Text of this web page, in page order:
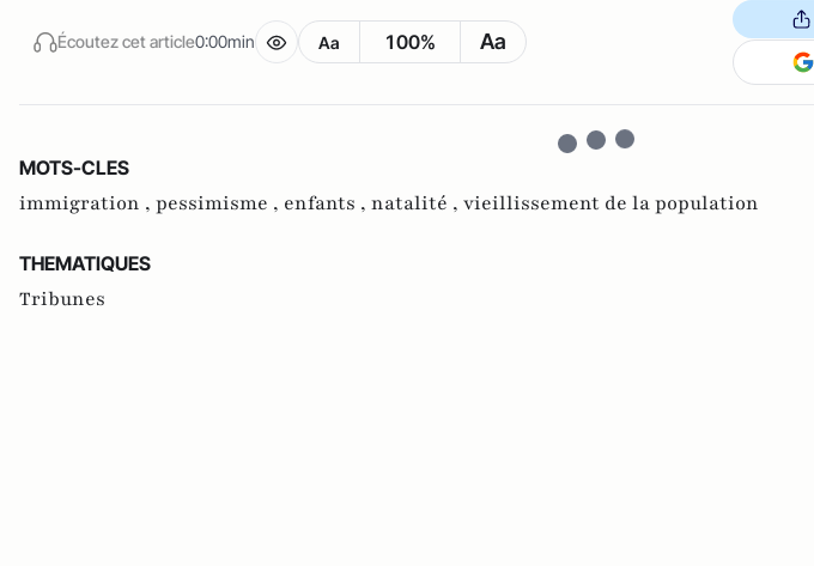
Écoutez cet article0:00min Aa 100% Aa
MOTS-CLES
immigration , pessimisme , enfants , natalité , vieillissement de la population
THEMATIQUES
Tribunes